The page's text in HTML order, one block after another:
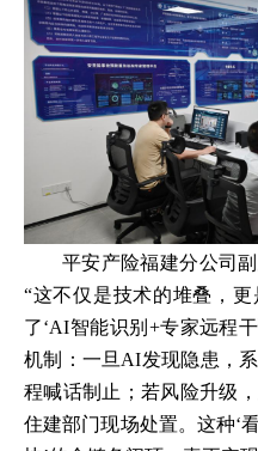
平安产险福建分公司
“这不仅是技术的堆叠，
了‘AI智能识别+专家远程
机制：一旦AI发现隐患，
程喊话制止；若风险升级
住建部门现场处置。这种‘